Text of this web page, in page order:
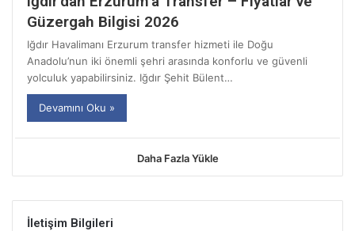
Güzergah Bilgisi 2026
Iğdır Havalimanı Erzurum transfer hizmeti ile Doğu
Anadolu’nun iki önemli şehri arasında konforlu ve güvenli
yolculuk yapabilirsiniz. Iğdır Şehit Bülent…
Devamını Oku »
Daha Fazla Yükle
İletişim Bilgileri